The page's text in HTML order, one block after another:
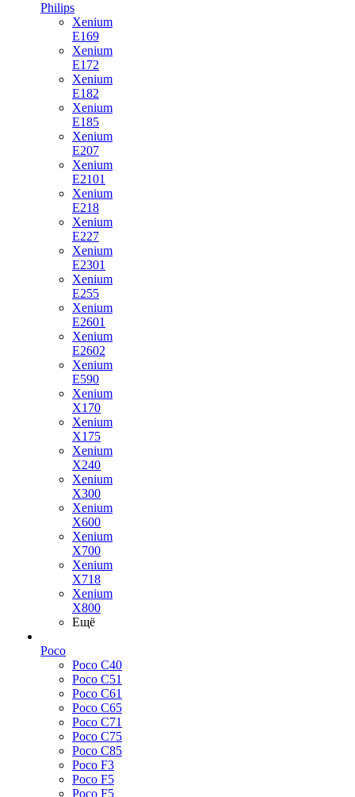
Philips
Xenium
E169
Xenium
E172
Xenium
E182
Xenium
E185
Xenium
E207
Xenium
E2101
Xenium
E218
Xenium
E227
Xenium
E2301
Xenium
E255
Xenium
E2601
Xenium
E2602
Xenium
E590
Xenium
X170
Xenium
X175
Xenium
X240
Xenium
X300
Xenium
X600
Xenium
X700
Xenium
X718
Xenium
X800
Ещё
Poco
Poco C40
Poco C51
Poco C61
Poco C65
Poco C71
Poco C75
Poco C85
Poco F3
Poco F5
Poco F5